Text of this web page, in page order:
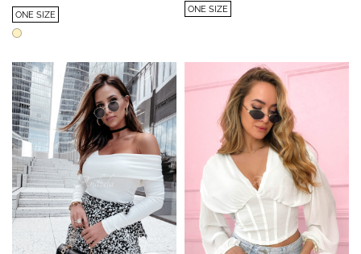
ONE SIZE
ONE SIZE